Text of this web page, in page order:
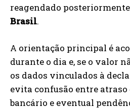
reagendado
Brasil.
A orientação principal é
durante o dia e, se o valor
os dados vinculados à
evita confusão entre atraso
bancário e eventual